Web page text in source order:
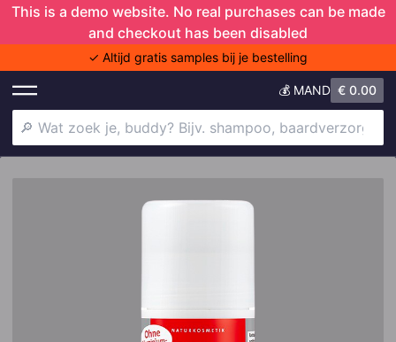
This is a demo website. No real purchases can be made
and checkout has been disabled
✓ Altijd gratis samples bij je bestelling
💰 MAND € 0.00
Anti-aging Haaruitval